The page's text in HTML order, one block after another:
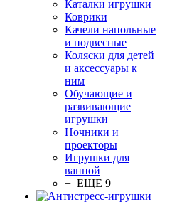
Каталки игрушки
Коврики
Качели напольные
и подвесные
Коляски для детей
и аксессуары к
ним
Обучающие и
развивающие
игрушки
Ночники и
проекторы
Игрушки для
ванной
+ ЕЩЕ 9